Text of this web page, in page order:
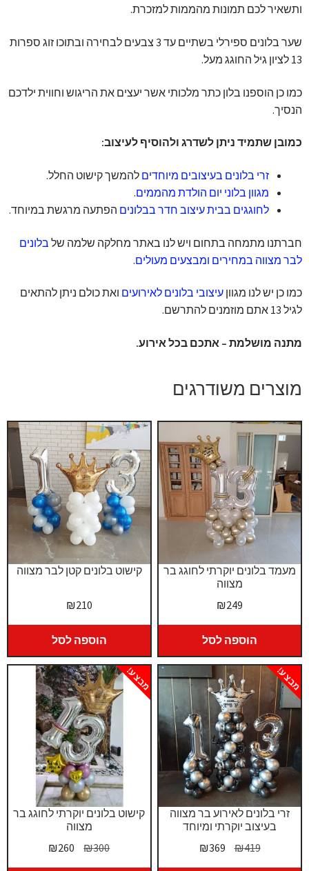
ותשאיר לכם תמונות מהממות למזכרת.
שער בלונים ספירלי בשתיים עד 3 צבעים לבחירה ובתוכו זוג ספרות
13 לציון גיל החוגג מעל.
כמו כן הוספנו בלון כתר מלכותי אשר יעצים את הריגוש וחווית ילדכם
הנסיך.
כמובן שתמיד ניתן לשדרג ולהוסיף לעיצוב:
זרי בלונים בעיצובים מיוחדים להמשך קישוט החלל.
מגוון בלוני יום הולדת מהממים.
לחוגגים בבית עיצוב חדר בבלונים הפתעה מרגשת במיוחד.
חברתנו מתמחה בתחום ויש לנו באתר מחלקה שלמה של בלונים
לבר מצווה במחירים ומבצעים מעולים.
כמו כן יש לנו מגוון עיצובי בלונים לאירועים ואת כולם ניתן להתאים
לגיל 13 אתם מוזמנים להתרשם.
מתנה מושלמת – אתכם בכל אירוע.
מוצרים משודרגים
קישוט בלונים קטן לבר מצווה
₪210
הוספה לסל
מעמד בלונים יוקרתי לחוגג בר
מצווה
₪249
הוספה לסל
קישוט בלונים יוקרתי לחוגג בר
מצווה
מבצע!
₪300
המחיר
₪260
המחיר
זרי בלונים לאירוע בר מצווה
בעיצוב יוקרתי ומיוחד
מבצע!
₪419
המחיר
₪369